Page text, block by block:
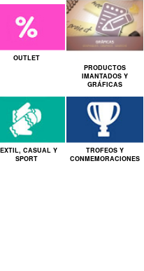
OUTLET
PRODUCTOS
IMANTADOS Y
GRÁFICAS
CASUAL Y
SPORT
TROFEOS Y
CONMEMORACIONES